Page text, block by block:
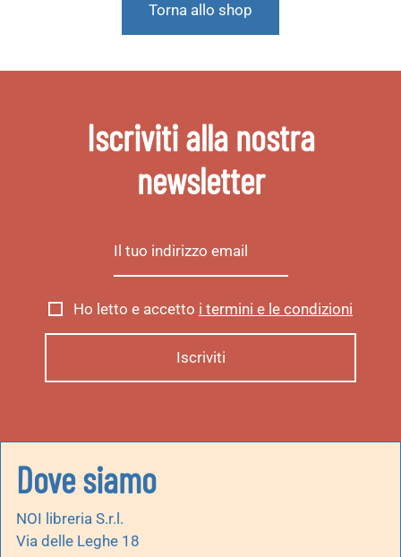
Torna allo shop
Iscriviti alla nostra
newsletter
Ho letto e accetto i termini e le condizioni
Dove siamo
NOI libreria S.r.l.
Via delle Leghe 18